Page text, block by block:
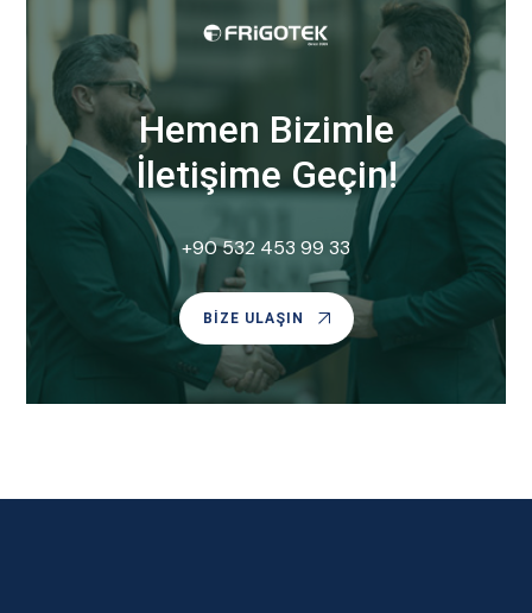
Hemen Bizimle
İletişime Geçin!
+90 532 453 99 33
BIZE ULAŞIN